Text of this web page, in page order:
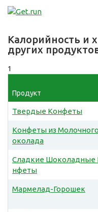
Калорийность и
других
1
Продукт
Твердые Конфеты
Конфеты из
околада
Сладкие Шоколадные
нфеты
Мармелад-Горошек